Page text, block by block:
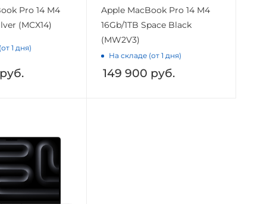
Pro 14 M4
(MCX14)
1 дня)
руб.
Apple MacBook Pro 14 M4
16Gb/1TB Space Black
(MW2V3)
На складе (от 1 дня)
149 900 руб.